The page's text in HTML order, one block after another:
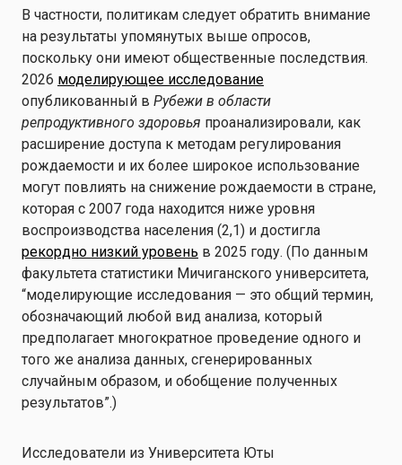
В частности, политикам следует обратить внимание
на результаты упомянутых выше опросов,
поскольку они имеют общественные последствия.
2026 моделирующее исследование
опубликованный в Рубежи в области
репродуктивного здоровья проанализировали, как
расширение доступа к методам регулирования
рождаемости и их более широкое использование
могут повлиять на снижение рождаемости в стране,
которая с 2007 года находится ниже уровня
воспроизводства населения (2,1) и достигла
рекордно низкий уровень в 2025 году. (По данным
факультета статистики Мичиганского университета,
“моделирующие исследования — это общий термин,
обозначающий любой вид анализа, который
предполагает многократное проведение одного и
того же анализа данных, сгенерированных
случайным образом, и обобщение полученных
результатов”.)
Исследователи из Университета Юты